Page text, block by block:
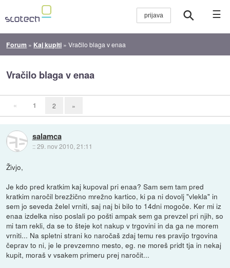
☰
Forum » Kaj kupiti »Vračilo blaga v enaa
Vračilo blaga v enaa
« 1 2 »
salamca
::29. nov 2010, 21:11
Živjo,
Je kdo pred kratkim kaj kupoval pri enaa? Sam sem tam pred
kratkim naročil brezžično mrežno kartico, ki pa ni dovolj "vlekla" in
sem jo seveda želel vrniti, saj naj bi bilo to 14dni mogoče. Ker mi iz
enaa izdelka niso poslali po pošti ampak sem ga prevzel pri njih, so
mi tam rekli, da se to šteje kot nakup v trgovini in da ga ne morem
vrniti... Na spletni strani ko naročaš zdaj temu res pravijo trgovina
čeprav to ni, je le prevzemno mesto, eg. ne moreš pridt tja in nekaj
kupit, moraš v vsakem primeru prej naročit...